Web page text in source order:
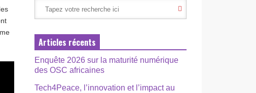
Articles récents
Enquête 2026 sur la maturité numérique
des OSC africaines
Tech4Peace, l’innovation et l’impact au